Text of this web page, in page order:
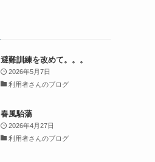
避難訓練を改めて。。。
2026年5月7日
利用者さんのブログ
春風駘蕩
2026年4月27日
利用者さんのブログ